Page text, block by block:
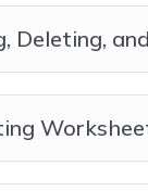
Deleting,